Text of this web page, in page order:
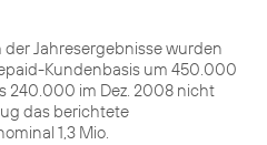
Jahresergebnisse wurden
Kundenbasis um 450.000
240.000 im Dez. 2008 nicht
das berichtete
1,3 Mio.